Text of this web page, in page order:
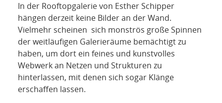
SPONSORING
KONTAKT
In der Rooftopgalerie von Esther Schipper
hängen derzeit keine Bilder an der Wand.
Vielmehr scheinen sich monströs große Spinnen
der weitläufigen Galerieräume bemächtigt zu
haben, um dort ein feines und kunstvolles
Webwerk an Netzen und Strukturen zu
hinterlassen, mit denen sich sogar Klänge
erschaffen lassen.